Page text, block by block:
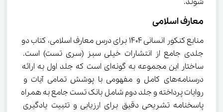
معارف اسلامی
منابع کنکور انسانی 1404 برای درس معارف اسلامی، کتاب دو
جلدی جامع از انتشارات خیلی سبز (سری تست) است.
ساختار این مجموعه به گونه‌ای است که جلد اول به ارائه
درسنامه‌های کامل و مفهومی با پوشش تمامی آیات و
روایات پرداخته و جلد دوم شامل بانک تست جامع به همراه
پاسخنامه تشریحی دقیق برای ارزیابی و تثبیت یادگیری